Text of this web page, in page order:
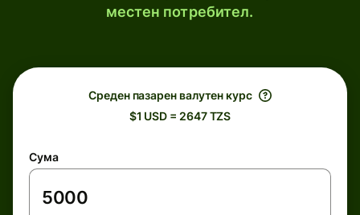
местен потребител.
Среден пазарен валутен курс
$1 USD = 2647 TZS
Сума